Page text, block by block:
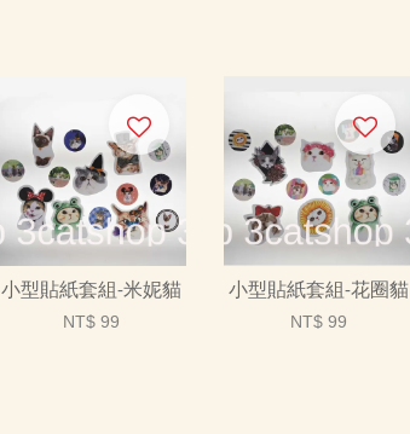
小型貼紙套組-米妮貓
NT$ 99
小型貼紙套組-花圈貓
NT$ 99